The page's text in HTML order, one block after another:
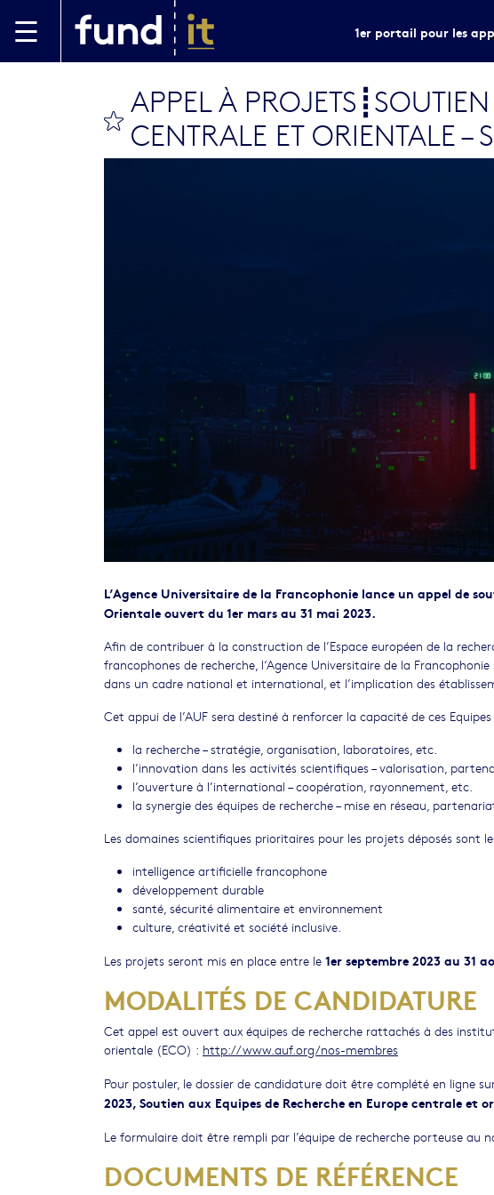
1er portail pour les
APPEL À
CENTRALE ET ORIENTALE –
L’Agence Universitaire de la Francophonie lance un appel de
Orientale ouvert du 1er mars au 31 mai 2023.
Afin de contribuer à la construction de l’Espace européen de la
francophones de recherche, l‘Agence Universitaire de la
dans un cadre national et international, et l’implication des
Cet appui de l’AUF sera destiné à renforcer la capacité de ces
la recherche – stratégie, organisation, laboratoires, etc.
l’innovation dans les activités scientifiques – valorisation,
l’ouverture à l’international – coopération, rayonnement, etc.
la synergie des équipes de recherche – mise en réseau,
Les domaines scientifiques prioritaires pour les projets déposés sont
intelligence artificielle francophone
développement durable
santé, sécurité alimentaire et environnement
culture, créativité et société inclusive.
Les projets seront mis en place entre le 1er septembre 2023 au 31
MODALITÉS DE CANDIDATURE
Cet appel est ouvert aux équipes de recherche rattachés à des
orientale (ECO) : http://www.auf.org/nos-membres
Pour postuler, le dossier de candidature doit être complété en ligne
2023, Soutien aux Equipes de Recherche en Europe centrale et
Le formulaire doit être rempli par l’équipe de recherche porteuse au
DOCUMENTS DE RÉFÉRENCE